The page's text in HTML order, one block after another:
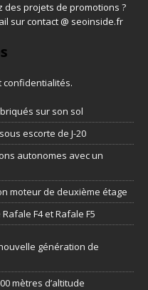
des projets de promotions ?
sur contact @ seoinside.fr
confidentialités.
sur son sol
escorte de J-20
autonomes avec un
moteur de deuxième étage
F4 et Rafale F5
génération de
mètres d’altitude